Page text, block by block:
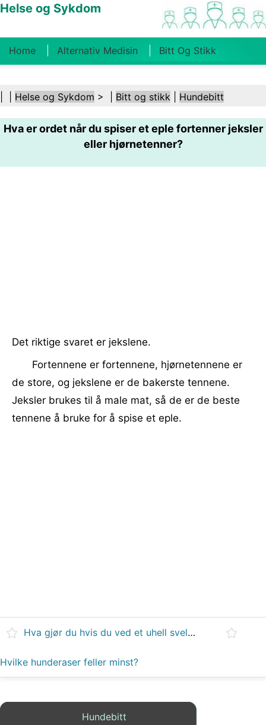
Helse og Sykdom
Home Alternativ Medisin Bitt Og Stikk
Kosthold Og Ernæring Familiehelse
Helsebransjen Psykisk Helse Folkehelse Og
Helse og Sykdom > | Bitt og stikk Hundebitt
Hva er ordet når du spiser et eple fortenner jeksler
eller hjørnetenner?
Det riktige svaret er jekslene.
Fortennene er fortennene, hjørnetennene er
de store, og jekslene er de bakerste tennene.
Jeksler brukes til å male mat, så de er de beste
tennene å bruke for å spise et eple.
Hva gjør du hvis du ved et uhell svelger Play-Doh?
Hvilke hunderaser feller minst?
Hundebitt